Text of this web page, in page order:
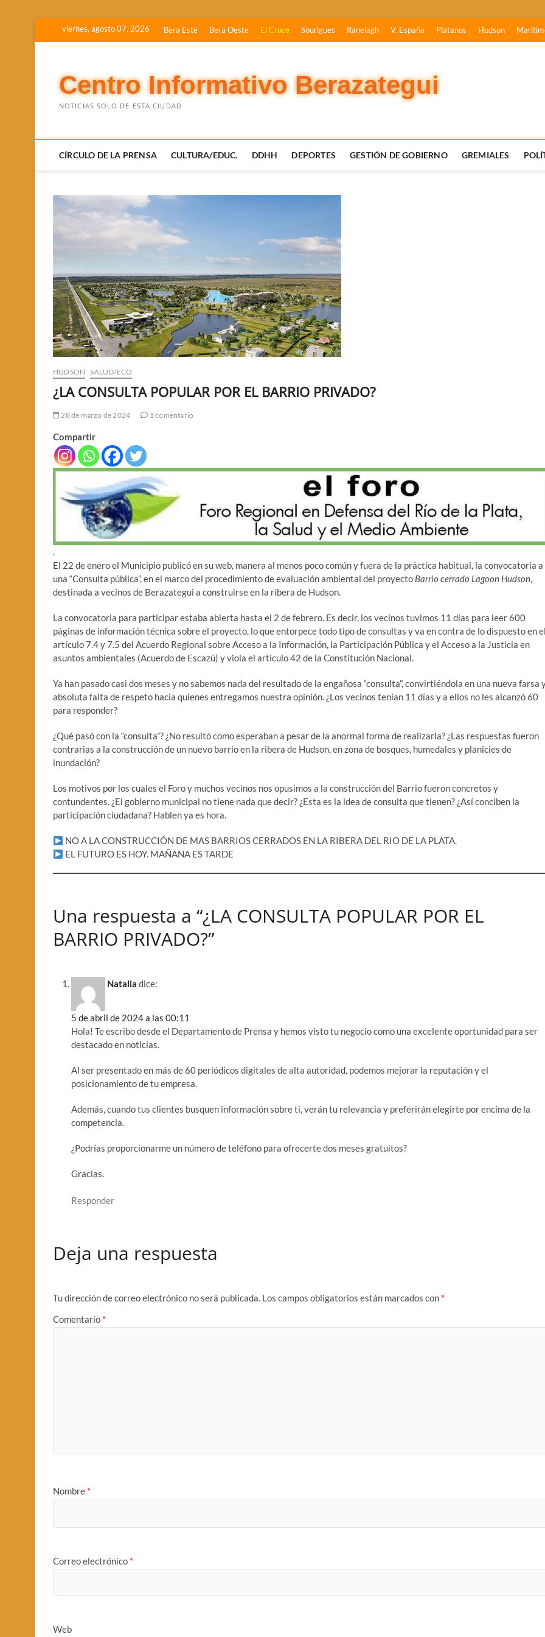
viernes, agosto 07, 2026 Bera Este Bera Oeste El Cruce Sourigues Ranelagh V. España Plátanos Hudson
Centro Informativo Berazategui
NOTICIAS SOLO DE ESTA CIUDAD
CÍRCULO DE LA PRENSA CULTURA/EDUC. DDHH DEPORTES GESTIÓN DE GOBIERNO GREMIALES
HUDSON SALUD/ECO
¿LA CONSULTA POPULAR POR EL BARRIO PRIVADO?
28 de marzo de 2024 1 comentario
Compartir
.
El 22 de enero el Municipio publicó en su web, manera al menos poco común y fuera de la práctica habitual, la convocatoria a
una “Consulta pública”, en el marco del procedimiento de evaluación ambiental del proyecto Barrio cerrado Lagoon Hudson,
destinada a vecinos de Berazategui a construirse en la ribera de Hudson.
La convocatoria para participar estaba abierta hasta el 2 de febrero. Es decir, los vecinos tuvimos 11 días para leer 600
páginas de información técnica sobre el proyecto, lo que entorpece todo tipo de consultas y va en contra de lo dispuesto en
artículo 7.4 y 7.5 del Acuerdo Regional sobre Acceso a la Información, la Participación Pública y el Acceso a la Justicia en
asuntos ambientales (Acuerdo de Escazú) y viola el artículo 42 de la Constitución Nacional.
Ya han pasado casi dos meses y no sabemos nada del resultado de la engañosa “consulta”, convirtiéndola en una nueva farsa
absoluta falta de respeto hacia quienes entregamos nuestra opinión. ¿Los vecinos tenían 11 días y a ellos no les alcanzó 60
para responder?
¿Qué pasó con la “consulta”? ¿No resultó como esperaban a pesar de la anormal forma de realizarla? ¿Las respuestas fueron
contrarias a la construcción de un nuevo barrio en la ribera de Hudson, en zona de bosques, humedales y planicies de
inundación?
Los motivos por los cuales el Foro y muchos vecinos nos opusimos a la construcción del Barrio fueron concretos y
contundentes. ¿El gobierno municipal no tiene nada que decir? ¿Esta es la idea de consulta que tienen? ¿Así conciben la
participación ciudadana? Hablen ya es hora.
NO A LA CONSTRUCCIÓN DE MAS BARRIOS CERRADOS EN LA RIBERA DEL RIO DE LA PLATA.
EL FUTURO ES HOY. MAÑANA ES TARDE
Una respuesta a “¿LA CONSULTA POPULAR POR EL
BARRIO PRIVADO?”
Natalia dice:
5 de abril de 2024 a las 00:11
Hola! Te escribo desde el Departamento de Prensa y hemos visto tu negocio como una excelente oportunidad para ser
destacado en noticias.
Al ser presentado en más de 60 periódicos digitales de alta autoridad, podemos mejorar la reputación y el
posicionamiento de tu empresa.
Además, cuando tus clientes busquen información sobre ti, verán tu relevancia y preferirán elegirte por encima de la
competencia.
¿Podrías proporcionarme un número de teléfono para ofrecerte dos meses gratuitos?
Gracias.
Responder
Deja una respuesta
Tu dirección de correo electrónico no será publicada. Los campos obligatorios están marcados con *
Comentario *
Nombre *
Correo electrónico *
Web